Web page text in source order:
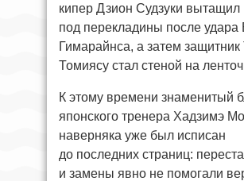
кипер Дзион Судзуки вытащил
под перекладины после удара
Гимарайнса, а затем защитник
Томиясу стал стеной на
К этому времени знаменитый
японского тренера Хадзимэ
наверняка уже был исписан
до последних страниц:
и замены явно не помогали